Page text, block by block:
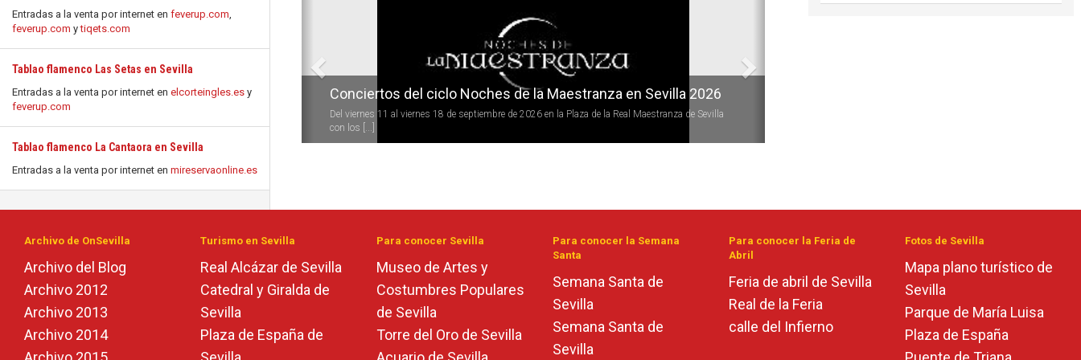
Entradas a la venta por internet en feverup.com,
feverup.com ytiqets.com
Tablao flamenco Las Setas en Sevilla
Entradas a la venta por internet en elcorteingles.es y
feverup.com
Tablao flamenco La Cantaora en Sevilla
Entradas a la venta por internet en mireservaonline.es
Conciertos del ciclo Noches de la Maestranza en Sevilla 2026
Del viernes 11 al viernes 18 de septiembre de 2026 en la Plaza de la Real Maestranza de Sevilla
con los [...]
Archivo de OnSevilla
Archivo del Blog
Archivo 2012
Archivo 2013
Archivo 2014
Turismo en Sevilla
Real Alcázar de Sevilla
Catedral y Giralda de
Sevilla
Plaza de España de
Para conocer Sevilla
Museo de Artes y
Costumbres Populares
de Sevilla
Torre del Oro de Sevilla
Para conocer la Semana
Santa
Semana Santa de
Sevilla
Semana Santa de
Sevilla
Para conocer la Feria de
Abril
Feria de abril de Sevilla
Real de la Feria
calle del Infierno
Fotos de Sevilla
Mapa plano turístico de
Sevilla
Parque de María Luisa
Plaza de España